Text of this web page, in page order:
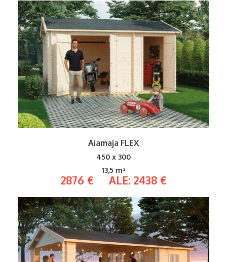
Aiamaja FLEX
450 x 300
13,5 m²
2876 € ALE: 2438 €